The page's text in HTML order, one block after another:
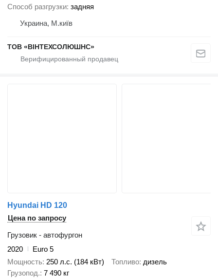
Способ разгрузки задняя
Украина, М.київ
ТОВ «ВІНТЕХСОЛЮШНС»
Hyundai HD 120
Цена по запросу
Грузовик - автофургон
2020
Euro 5
Мощность 250 л.с. (184 кВт) Топливо дизель
Грузопод. 7 490 кг